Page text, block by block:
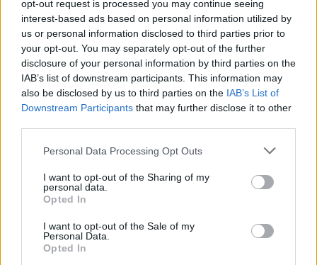
opt-out request is processed you may continue seeing
interest-based ads based on personal information utilized by
us or personal information disclosed to third parties prior to
your opt-out. You may separately opt-out of the further
disclosure of your personal information by third parties on the
IAB’s list of downstream participants. This information may
also be disclosed by us to third parties on the IAB’s List of
Downstream Participants that may further disclose it to other
Personal Data Processing Opt Outs
I want to opt-out of the Sharing of my
personal data.
Opted In
I want to opt-out of the Sale of my
Personal Data.
Opted In
LIFESTYLE
11.05.2026 11:53
PARAPOLITIKA NEWSROOM
Δήμητρα Αλεξανδράκη για αλκοόλ και
ναρκωτικά: "Δεν κατάφερα πράγματα
που πιστεύω ότι θα τα είχα καταφέρει -
Σιχάθηκα τον ίδιο μου τον εαυτό" (Βίντεο)
Εγγραφή στο newsletter
Αποδέχομαι τους
και την πολιτική απορρήτου